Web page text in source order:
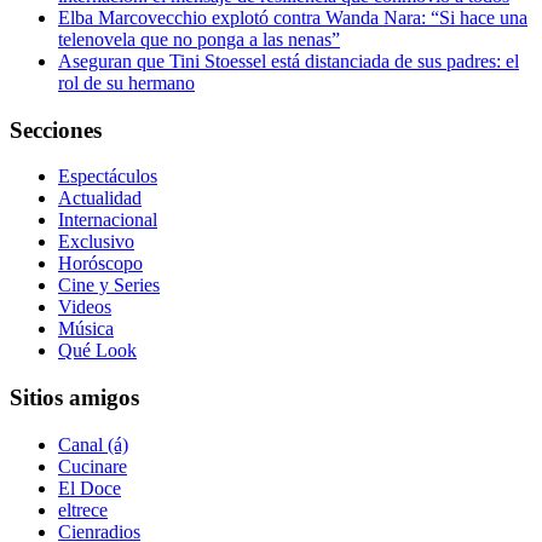
Elba Marcovecchio explotó contra Wanda Nara: “Si hace una
telenovela que no ponga a las nenas”
Aseguran que Tini Stoessel está distanciada de sus padres: el
rol de su hermano
Secciones
Espectáculos
Actualidad
Internacional
Exclusivo
Horóscopo
Cine y Series
Videos
Música
Qué Look
Sitios amigos
Canal (á)
Cucinare
El Doce
eltrece
Cienradios